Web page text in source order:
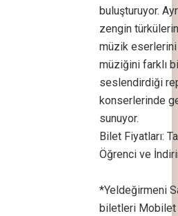
buluşturuyor.
zengin
müzik
müziğini farklı
seslendirdiği
konserlerinde
sunuyor.
Bilet Fiyatları:
Öğrenci ve
*Yeldeğirmeni
biletleri Mobilet